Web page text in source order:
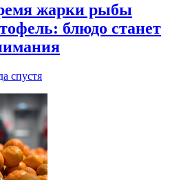
жарки рыбы
блюдо станет
спустя